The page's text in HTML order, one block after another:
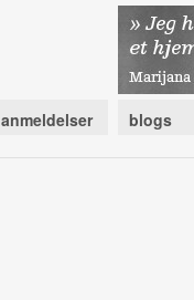
anmeldelser blogs